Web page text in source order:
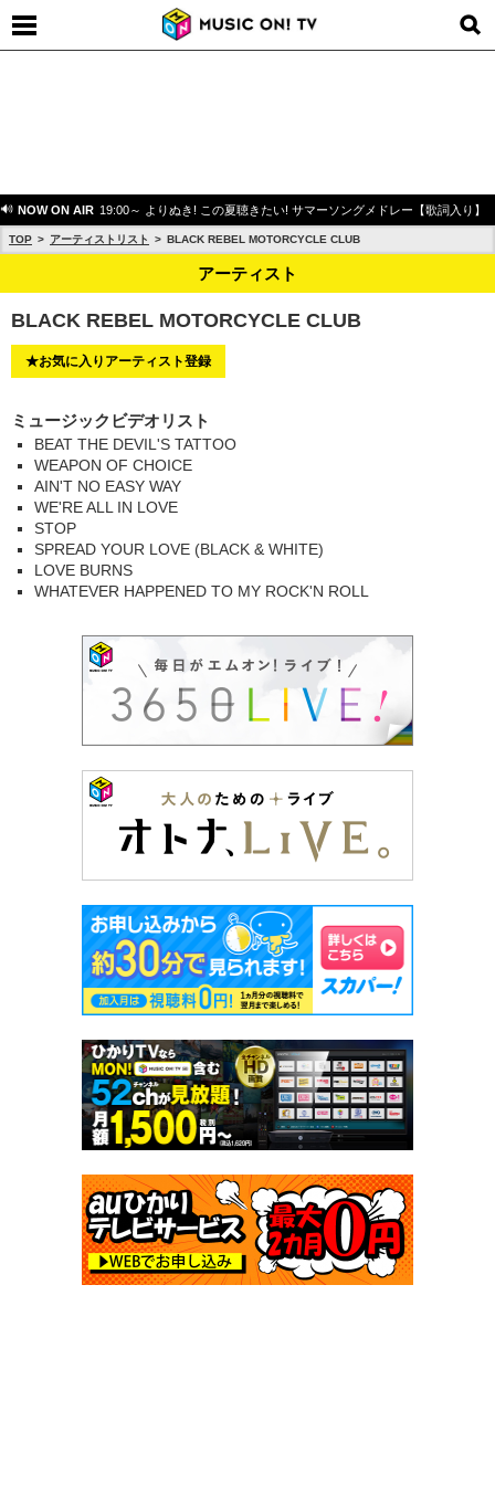
NOW ON AIR 19:00～ よりぬき! この夏聴きたい! サマーソングメドレー【歌詞入り】
TOP アーティストリスト BLACK REBEL MOTORCYCLE CLUB
アーティスト
BLACK REBEL MOTORCYCLE CLUB
★お気に入りアーティスト登録
ミュージックビデオリスト
BEAT THE DEVIL'S TATTOO
WEAPON OF CHOICE
AIN'T NO EASY WAY
WE'RE ALL IN LOVE
STOP
SPREAD YOUR LOVE (BLACK & WHITE)
LOVE BURNS
WHATEVER HAPPENED TO MY ROCK'N ROLL